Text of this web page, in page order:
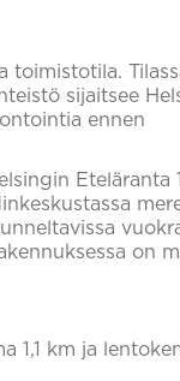
toimistotila.
sijaitsee
ennen
Eteläranta
on
1,1 km ja